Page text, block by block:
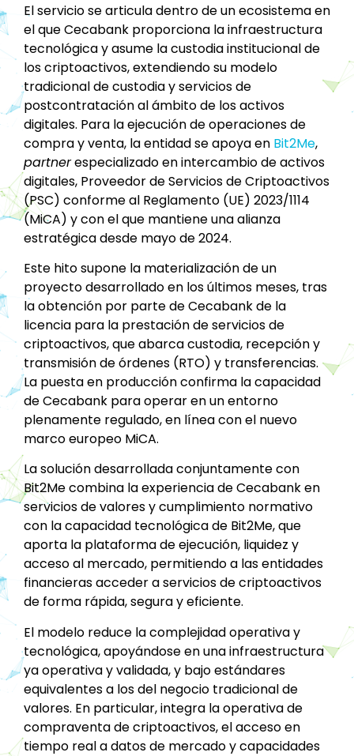
El servicio se articula dentro de un ecosistema en
el que Cecabank proporciona la infraestructura
tecnológica y asume la custodia institucional de
los criptoactivos, extendiendo su modelo
tradicional de custodia y servicios de
postcontratación al ámbito de los activos
digitales. Para la ejecución de operaciones de
compra y venta, la entidad se apoya en Bit2Me,
partnerespecializado en intercambio de activos
digitales, Proveedor de Servicios de Criptoactivos
(PSC) conforme al Reglamento (UE) 2023/1114
(MiCA) y con el que mantiene una alianza
estratégica desde mayo de 2024.
Este hito supone la materialización de un
proyecto desarrollado en los últimos meses, tras
la obtención por parte de Cecabank de la
licencia para la prestación de servicios de
criptoactivos, que abarca custodia, recepción y
transmisión de órdenes (RTO) y transferencias.
La puesta en producción confirma la capacidad
de Cecabank para operar en un entorno
plenamente regulado, en línea con el nuevo
marco europeo MiCA.
La solución desarrollada conjuntamente con
Bit2Me combina la experiencia de Cecabank en
servicios de valores y cumplimiento normativo
con la capacidad tecnológica de Bit2Me, que
aporta la plataforma de ejecución, liquidez y
acceso al mercado, permitiendo a las entidades
financieras acceder a servicios de criptoactivos
de forma rápida, segura y eficiente.
El modelo reduce la complejidad operativa y
tecnológica, apoyándose en una infraestructura
ya operativa y validada, y bajo estándares
equivalentes a los del negocio tradicional de
valores. En particular, integra la operativa de
compraventa de criptoactivos, el acceso en
tiempo real a datos de mercado y capacidades